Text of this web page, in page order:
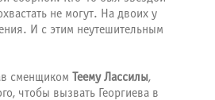
не могут. На двоих у
И с этим неутешительным
сменщиком Теему Лассилы,
чтобы вызвать Георгиева в